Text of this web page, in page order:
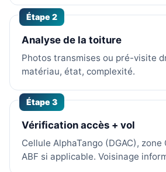
Étape 2
Analyse de la toiture
Photos transmises ou pré-visite
matériau, état, complexité.
Étape 3
Vérification accès + vol
Cellule AlphaTango (DGAC), zone
ABF si applicable. Voisinage